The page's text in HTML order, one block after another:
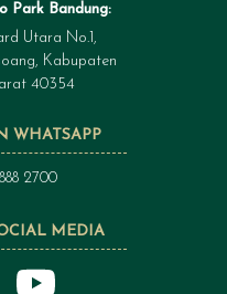
MEDIA
WHATSAPP
2700
Park Bandung:
Utara No.1,
Kabupaten
40354